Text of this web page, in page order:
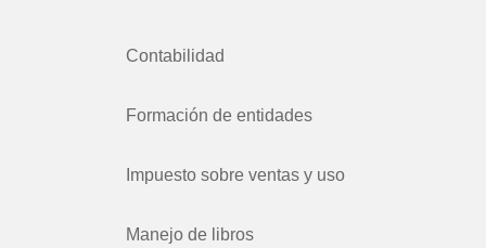
Contabilidad
Formación de entidades
Impuesto sobre ventas y uso
Manejo de libros